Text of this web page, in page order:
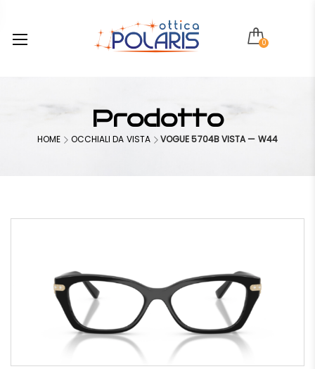
0
Prodotto
HOME OCCHIALI DA VISTA VOGUE 5704B VISTA — W44